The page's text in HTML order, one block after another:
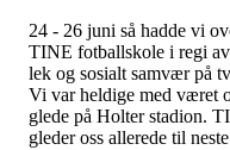
24 - 26 juni så hadde vi
TINE fotballskole i regi
lek og sosialt samvær på
Vi var heldige med været
glede på Holter stadion.
gleder oss allerede til